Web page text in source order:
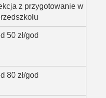
z przygotowanie w
50 zł/god
80 zł/god